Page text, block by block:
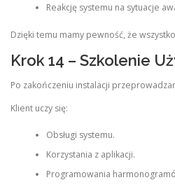
Reakcję systemu na sytuacje
Dzięki temu mamy pewność, że
Krok 14 – Szkolenie
Po zakończeniu instalacji
Klient uczy się:
Obsługi systemu.
Korzystania z aplikacji.
Programowania